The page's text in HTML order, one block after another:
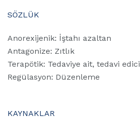
SÖZLÜK
Anorexijenik: İştahı azaltan
Antagonize: Zıtlık
Terapötik: Tedaviye ait, tedavi edici
Regülasyon: Düzenleme
KAYNAKLAR